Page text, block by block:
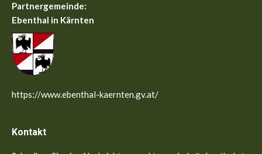
Partnergemeinde:
Ebenthal in Kärnten
https://www.ebenthal-kaernten.gv.at/
Kontakt